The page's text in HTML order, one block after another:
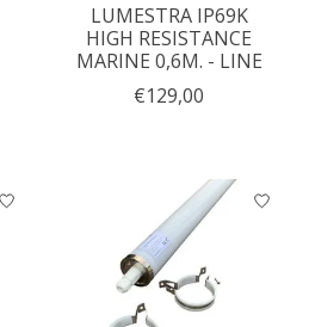
LUMESTRA IP69K
HIGH RESISTANCE
MARINE 0,6M. - LINE
€129,00